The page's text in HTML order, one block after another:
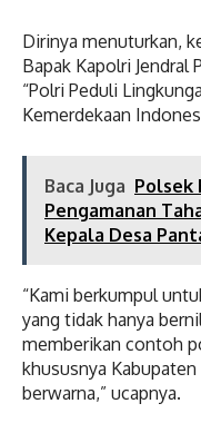
Dirinya menuturkan,
Bapak Kapolri
“Polri Peduli
Kemerdekaan
Baca Juga Polsek
Pengamanan
Kepala Desa
“Kami berkumpul
yang tidak hanya
memberikan contoh
khususnya
berwarna,” ucapnya.